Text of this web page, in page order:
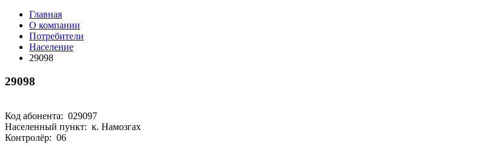
Главная
О компании
Потребители
Население
29098
29098
Код абонента: 029097
Населенный пункт: к. Намозгах
Контролёр: 06